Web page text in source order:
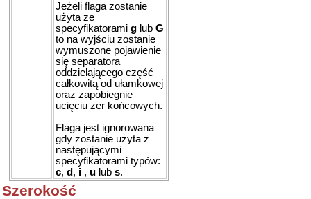
Jeżeli flaga zostanie
użyta ze
specyfikatorami g lub G
to na wyjściu zostanie
wymuszone pojawienie
się separatora
oddzielającego część
całkowitą od ułamkowej
oraz zapobiegnie
ucięciu zer końcowych.
Flaga jest ignorowana
gdy zostanie użyta z
następującymi
specyfikatorami typów:
c, d , i , u lub s.
Szerokość